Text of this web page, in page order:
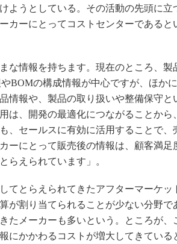
デジタルツインと
S＆OP
製造業ビッグデータ
メイドインジャパン
植物工場
知財マネジメント
制御セキュリティ
新型コロナへの対応
ようとしている。その活動の先頭に立
カーにとってコストセンターであると
な情報を持ちます。現在のところ、製
BOMの構成情報が中心ですが、ほか
情報や、製品の取り扱いや整備保守と
は、開発の最適化につながることから
、セールスに有効に活用することで、
ーにとって販売後の情報は、顧客満足
らえられています」。
てとらえられてきたアフターマーケッ
が割り当てられることが少ない分野で
たメーカーも多いという。ところが、
にかかわるコストが増大してきている